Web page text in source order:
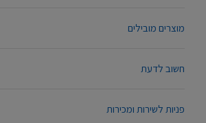
מוצרים מובילים
חשוב לדעת
פניות לשירות ומכירות